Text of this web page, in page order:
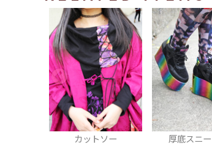
カットソー 厚底スニ